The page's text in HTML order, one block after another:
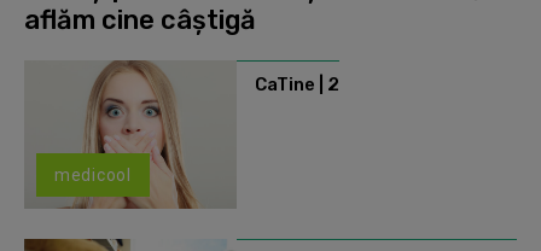
aflăm cine câștigă
medicool
CaTine | 2